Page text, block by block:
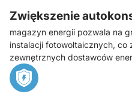
Zwiększenie
magazyn energii pozwala na
instalacji fotowoltaicznych, co
zewnętrznych dostawców